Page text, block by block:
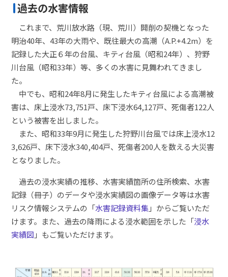
過去の水害情報
これまで、荒川放水路（現、荒川）開削の契機となった
明治40年、43年の大雨や、既往最大の高潮（A.P.+4.2m）を
記録した大正６年の台風、キティ台風（昭和24年）、狩野
川台風（昭和33年）等、多くの水害に見舞われてきまし
た。
中でも、昭和24年8月に発生したキティ台風による高潮被
害は、床上浸水73,751戸、床下浸水64,127戸、死傷者122人
という被害を出しました。
また、昭和33年9月に発生した狩野川台風では床上浸水12
3,626戸、床下浸水340,404戸、死傷者200人を数える大災害
となりました。
過去の浸水実績の推移、水害実績箇所の住所検索、水害
記録（冊子）のデータや浸水実績図の画像データ等は水害
リスク情報システムの「水害記録資料集」からご覧いただ
けます。また、過去の降雨による浸水範囲を示した「浸水
実績図 」もご覧いただけます。